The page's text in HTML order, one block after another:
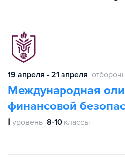
19 апреля - 21 апреля
Международная
финансовой
Ⅰ уровень 8-10 классы